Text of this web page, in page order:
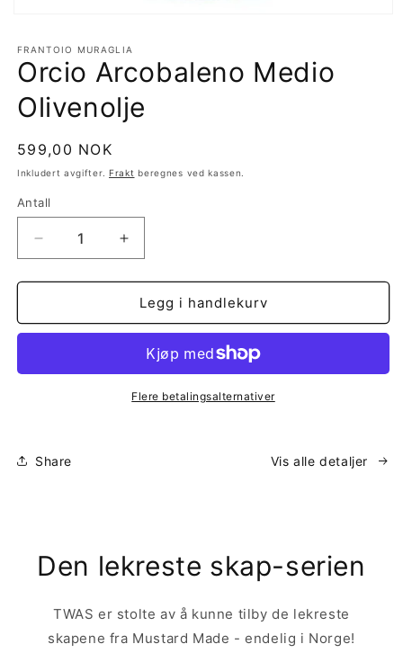
1
modal
FRANTOIO MURAGLIA
Orcio Arcobaleno Medio
Olivenolje
Vanlig
pris
599,00 NOK
Inkludert avgifter. Frakt beregnes ved kassen.
Antall
Antall
antallet
for
Arcobaleno
Øk
antallet
for
Orcio
Arcobaleno
Olivenolje
Legg i handlekurv
Flere betalingsalternativer
Share Vis alle detaljer
Den lekreste skap-serien
TWAS er stolte av å kunne tilby de lekreste
skapene fra Mustard Made - endelig i Norge!